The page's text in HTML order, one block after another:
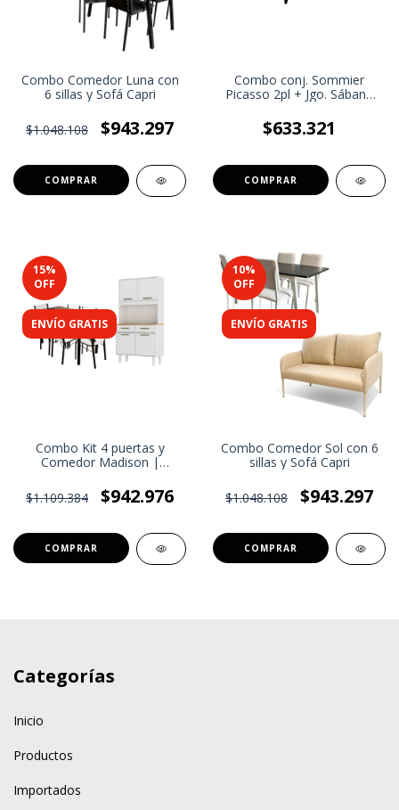
Combo Comedor Luna con
6 sillas y Sofá Capri
$1.048.108 $943.297
Combo conj. Sommier
Picasso 2pl + Jgo. Sábana
$633.321
15%
OFF
ENVÍO GRATIS
Combo Kit 4 puertas y
Comedor Madison |
$1.109.384
$942.976
10%
OFF
ENVÍO GRATIS
Combo Comedor Sol con 6
sillas y Sofá Capri
$1.048.108 $943.297
Categorías
Inicio
Productos
Importados